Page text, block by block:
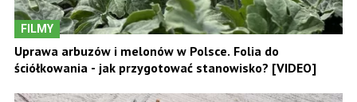
FILMY
Uprawa arbuzów i melonów w Polsce. Folia do
ściółkowania - jak przygotować stanowisko? [VIDEO]